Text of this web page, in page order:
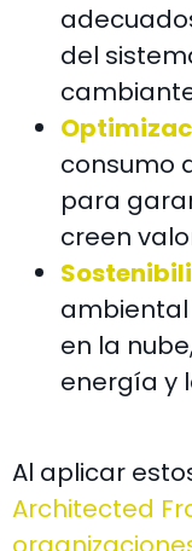
del
consumo
para
creen
en la
energía y
Al aplicar
Architected